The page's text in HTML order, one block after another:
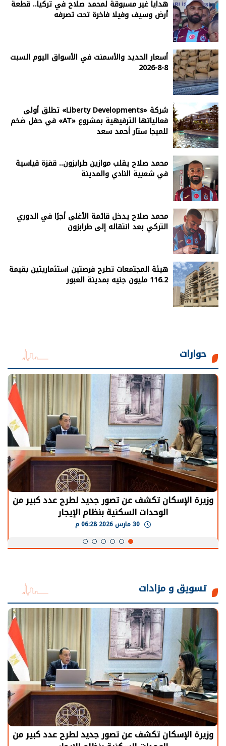
هدايا غير مسبوقة لمحمد صلاح في تركيا.. قطعة
أرض وسيف وفيلا فاخرة تحت تصرفه
أسعار الحديد والأسمنت في الأسواق اليوم السبت
8-8-2026
شركة «Liberty Developments» تطلق أولى
فعالياتها الترفيهية بمشروع «AT» في حفل ضخم
للميجا ستار أحمد سعد
محمد صلاح يقلب موازين طرابزون.. قفزة قياسية
في شعبية النادي والمدينة
محمد صلاح يدخل قائمة الأغلى أجرًا في الدوري
التركي بعد انتقاله إلى طرابزون
هيئة المجتمعات تطرح فرصتين استثماريتين بقيمة
116.2 مليون جنيه بمدينة العبور
حوارات
وزيرة الإسكان تكشف عن تصور جديد لطرح عدد كبير من
الوحدات السكنية بنظام الإيجار
تسويق و مزادات
وزيرة الإسكان تكشف عن تصور جديد لطرح عدد كبير من